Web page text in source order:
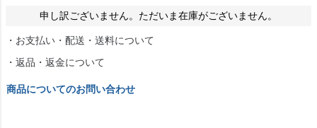
申し訳ございません。ただいま在庫がございません。
・お支払い・配送・送料について
・返品・返金について
商品についてのお問い合わせ